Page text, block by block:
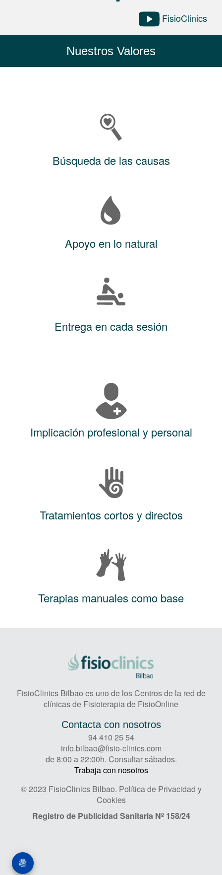
FisioClinics
Nuestros Valores
Búsqueda de las causas
Apoyo en lo natural
Entrega en cada sesión
Implicación profesional y personal
Tratamientos cortos y directos
Terapias manuales como base
FisioClinics Bilbao es uno de los Centros de la red de
clínicas de Fisioterapia de FisioOnline
Contacta con nosotros
94 410 25 54
info.bilbao@fisio-clinics.com
de 8:00 a 22:00h. Consultar sábados.
Trabaja con nosotros
© 2023 FisioClinics Bilbao. Política de Privacidad y
Cookies
Registro de Publicidad SanitariaNº 158/24